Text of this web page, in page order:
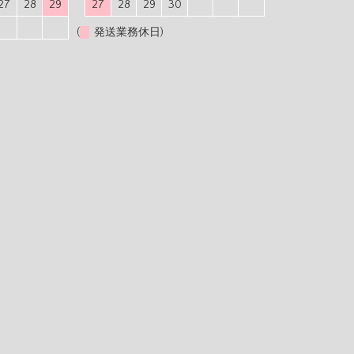
28 29 27 28 29 30
( 発送業務休日)